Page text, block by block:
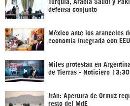
Turquía, Arabia Saudí y
defensa conjunto
México ante los aranceles
economía integrada con
Miles protestan en
de Tierras - Noticiero 13:30
Irán: Apertura de Ormuz
resto del MdE